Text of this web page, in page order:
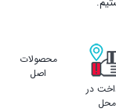
در
محل
محصولات
اصل